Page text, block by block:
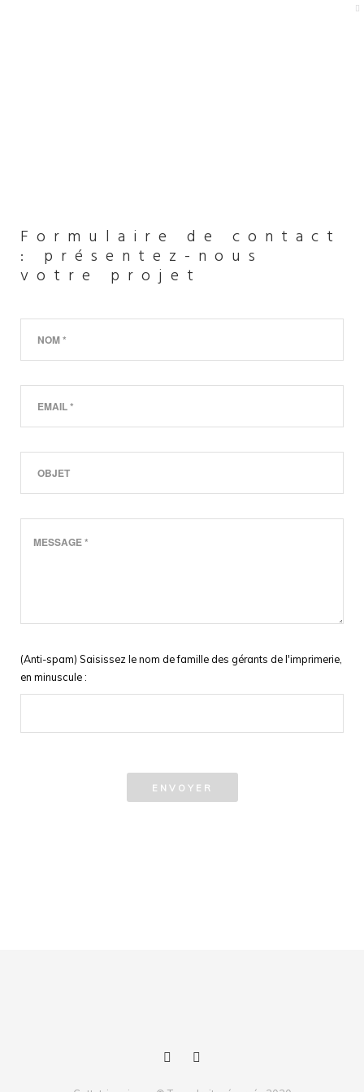
Formulaire de contact
: présentez-nous
votre projet
(Anti-spam) Saisissez le nom de famille des gérants de l'imprimerie,
en minuscule :